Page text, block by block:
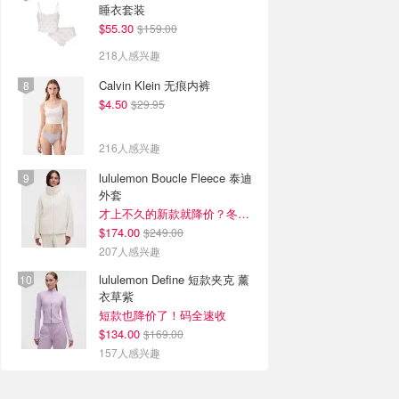
睡衣套装
$55.30 $159.00
218人感兴趣
Calvin Klein 无痕内裤
$4.50 $29.95
216人感兴趣
lululemon Boucle Fleece 泰迪
外套
才上不久的新款就降价？冬季必备
$174.00 $249.00
207人感兴趣
lululemon Define 短款夹克 薰
衣草紫
短款也降价了！码全速收
$134.00 $169.00
157人感兴趣